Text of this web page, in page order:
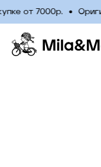
от 7000р.